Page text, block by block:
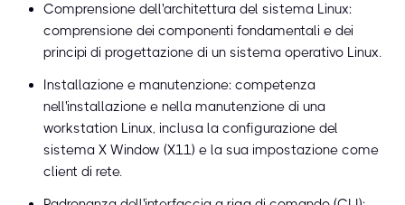
Comprensione dell'architettura del sistema Linux:
comprensione dei componenti fondamentali e dei
principi di progettazione di un sistema operativo Linux.
Installazione e manutenzione: competenza
nell'installazione e nella manutenzione di una
workstation Linux, inclusa la configurazione del
sistema X Window (X11) e la sua impostazione come
client di rete.